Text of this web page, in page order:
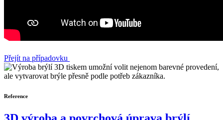
Přejít na případovku
Reference